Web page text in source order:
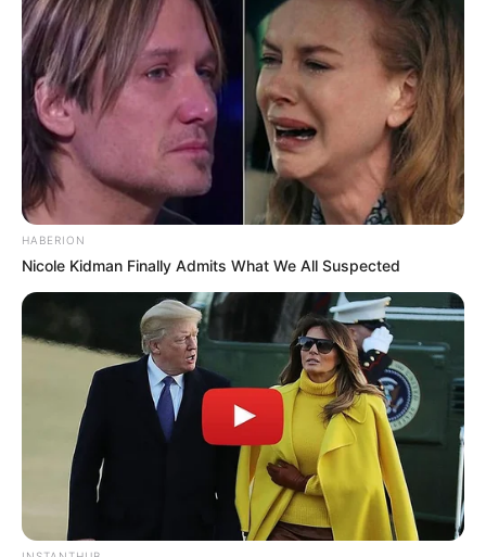
HABERION
Nicole Kidman Finally Admits What We All Suspected